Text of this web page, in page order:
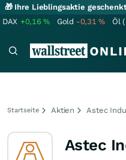
🎁 Ihre Lieblingsaktie
DAX +0,16% Gold -0,31% Öl
Startseite Aktien Astec
Astec